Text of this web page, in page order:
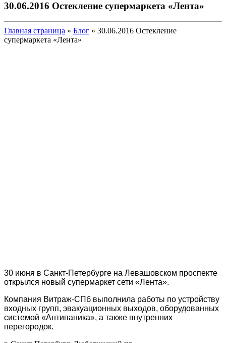
30.06.2016 Остекление супермаркета «Лента»
Главная страница » Блог » 30.06.2016 Остекление
супермаркета «Лента»
30 июня в Санкт-Петербурге на Левашовском проспекте
открылся новый супермаркет сети «Лента».
Компания Витраж-СПб выполнила работы по устройству
входных групп, эвакуационных выходов, оборудованных
системой «Антипаника», а также внутренних
перегородок.